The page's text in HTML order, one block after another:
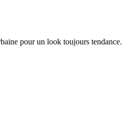
pour un look toujours tendance.